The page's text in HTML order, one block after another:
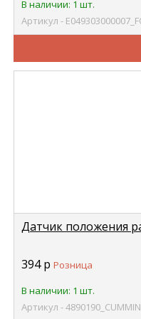
В наличии: 1 шт.
Артикул -
Датчик положения
394р Розница
В наличии: 1 шт.
Артикул -